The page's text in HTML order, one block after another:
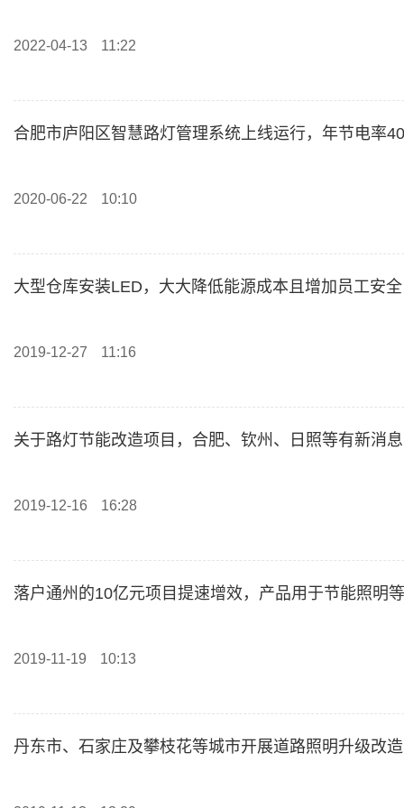
2022-04-13 11:22
合肥市庐阳区智慧路灯管理系统上线运行，年节电率
2020-06-22 10:10
大型仓库安装LED，大大降低能源成本且增加员工安全
2019-12-27 11:16
关于路灯节能改造项目，合肥、钦州、日照等有新消息
2019-12-16 16:28
落户通州的10亿元项目提速增效，产品用于节能照明
2019-11-19 10:13
丹东市、石家庄及攀枝花等城市开展道路照明升级改造